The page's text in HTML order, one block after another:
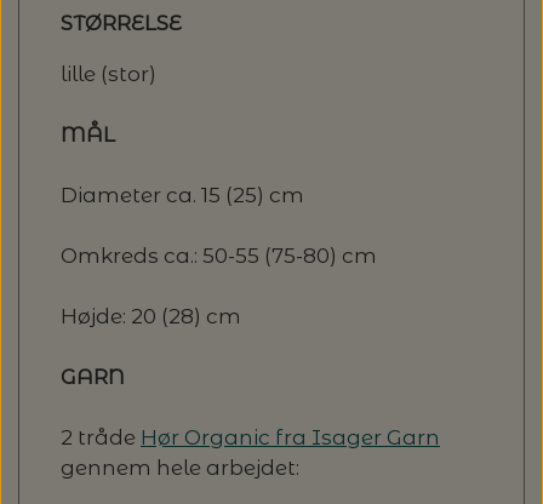
STØRRELSE
lille (stor)
MÅL
Diameter ca. 15 (25) cm
Omkreds ca.: 50-55 (75-80) cm
Højde: 20 (28) cm
GARN
2 tråde Hør Organic fra Isager Garn
gennem hele arbejdet: